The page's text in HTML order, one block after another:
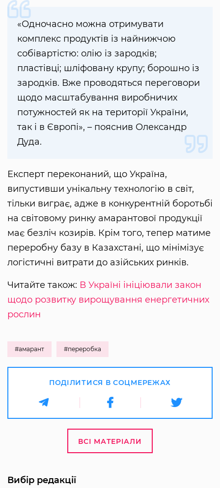
«Одночасно можна отримувати
комплекс продуктів із найнижчою
собівартістю: олію із зародків;
пластівці; шліфовану крупу; борошно із
зародків. Вже проводяться переговори
щодо масштабування виробничих
потужностей як на території України,
так і в Європі», – пояснив Олександр
Дуда.
Експерт переконаний, що Україна,
випустивши унікальну технологію в світ,
тільки виграє, адже в конкурентній боротьбі
на світовому ринку амарантової продукції
має безліч козирів. Крім того, тепер матиме
переробну базу в Казахстані, що мінімізує
логістичні витрати до азійських ринків.
Читайте також: В Україні ініціювали закон
щодо розвитку вирощування енергетичних
рослин
#амарант #переробка
ПОДІЛИТИСЯ В СОЦМЕРЕЖАХ
ВСІ МАТЕРІАЛИ
Вибір редакції